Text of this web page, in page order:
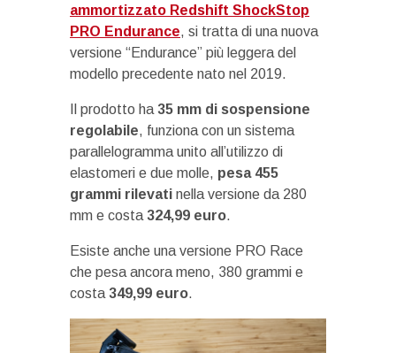
ammortizzato Redshift ShockStop
PRO Endurance, si tratta di una nuova
versione “Endurance” più leggera del
modello precedente nato nel 2019.
Il prodotto ha 35 mm di sospensione
regolabile, funziona con un sistema
parallelogramma unito all’utilizzo di
elastomeri e due molle, pesa 455
grammi rilevati nella versione da 280
mm e costa 324,99 euro.
Esiste anche una versione PRO Race
che pesa ancora meno, 380 grammi e
costa 349,99 euro.